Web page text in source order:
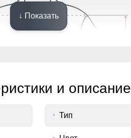
↓ Показать
и описание
Тип